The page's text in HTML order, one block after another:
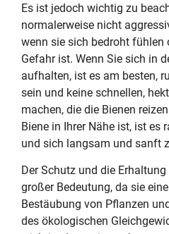
Es ist jedoch wichtig zu
normalerweise nicht
wenn sie sich bedroht fühlen
Gefahr ist. Wenn Sie sich in
aufhalten, ist es am besten,
sein und keine schnellen,
machen, die die Bienen
Biene in Ihrer Nähe ist, ist es
und sich langsam und sanft
Der Schutz und die
großer Bedeutung, da sie
Bestäubung von Pflanzen
des ökologischen